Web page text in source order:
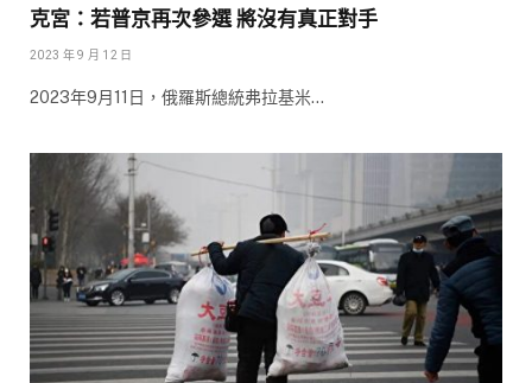
克宮：若普京再次參選 將沒有真正對手
2023 年 9 月 12 日
2023年9月11日，俄羅斯總統弗拉基米…